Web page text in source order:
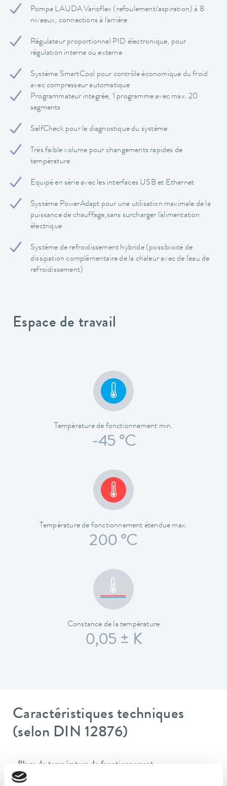
Pompe LAUDA Varioflex (refoulement/aspiration) à 8
niveaux, connections à l'arrière
Régulateur proportionnel PID électronique, pour
régulation interne ou externe
Système SmartCool pour contrôle économique du froid
avec compresseur automatique
Programmateur integrée, 1 programme avec max. 20
segments
SelfCheck pour le diagnostique du système
Très faible volume pour changements rapides de
température
Equipé en série avec les interfaces USB et Ethernet
Système PowerAdapt pour une utilisation maximale de la
puissance de chauffage,sans surcharger l'alimentation
électrique
Système de refroidissement hybride (possibioité de
dissipation complémentaire de la chaleur avec de l'eau de
refroidissement)
Espace de travail
Température de fonctionnement min.
-45 °C
Température de fonctionnement étendue max.
200 °C
Constance de la température
0,05 ± K
Caractéristiques techniques
(selon DIN 12876)
Plage de température de fonctionnement
-45 ... 200 °C